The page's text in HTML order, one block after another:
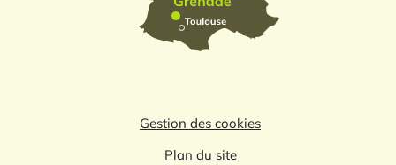
Gestion des cookies
Plan du site